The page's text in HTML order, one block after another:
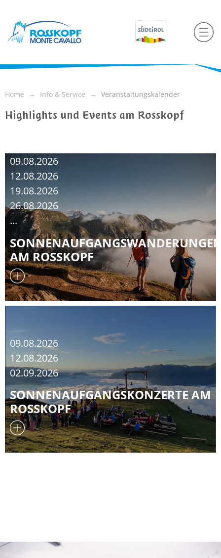
Home Info & Service Veranstaltungskalender
Highlights und Events am Rosskopf
09.08.2026
12.08.2026
19.08.2026
26.08.2026
...
AM ROSSKOPF
09.08.2026
12.08.2026
02.09.2026
SONNENAUFGANGSKONZERTE AM
ROSSKOPF